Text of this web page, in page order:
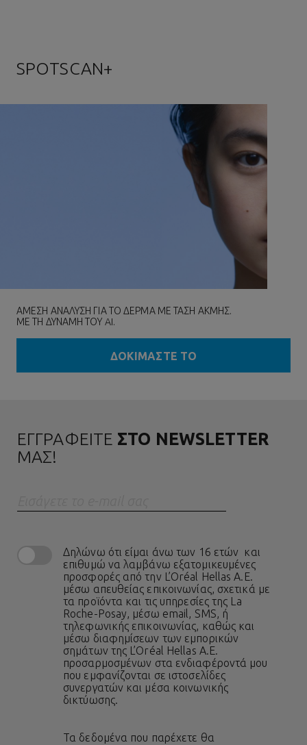
SPOTSCAN+
ΑΜΕΣΗ ΑΝΑΛΥΣΗ ΓΙΑ ΤΟ ΔΕΡΜΑ ΜΕ ΤΑΣΗ ΑΚΜΗΣ.
ΜΕ ΤΗ ΔΥΝΑΜΗ ΤΟΥ AI.
ΔΟΚΙΜΑΣΤΕ ΤΟ
ΕΓΓΡΑΦΕΙΤΕ ΣΤΟ NEWSLETTER
ΜΑΣ!
Δηλώνω ότι είμαι άνω των 16 ετών και
επιθυμώ να λαμβάνω εξατομικευμένες
προσφορές από την L’Oréal Hellas A.E.
μέσω απευθείας επικοινωνίας, σχετικά με
τα προϊόντα και τις υπηρεσίες της La
Roche-Posay, μέσω email, SMS, ή
τηλεφωνικής επικοινωνίας, καθώς και
μέσω διαφημίσεων των εμπορικών
σημάτων της L’Oréal Hellas A.E.
προσαρμοσμένων στα ενδιαφέροντά μου
που εμφανίζονται σε ιστοσελίδες
συνεργατών και μέσα κοινωνικής
δικτύωσης.
Τα δεδομένα που παρέχετε θα